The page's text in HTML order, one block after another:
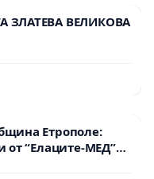
ЗЛАТЕВА ВЕЛИКОВА
Етрополе:
от “Елаците-МЕД”
всички